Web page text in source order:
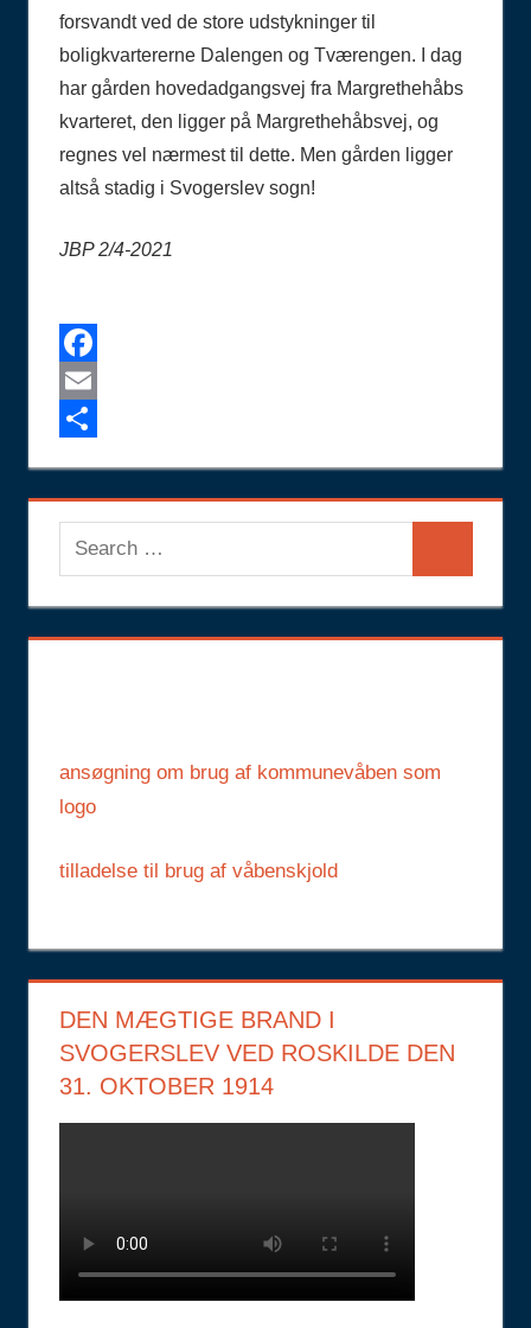
forsvandt ved de store udstykninger til
boligkvartererne Dalengen og Tværengen. I dag
har gården hovedadgangsvej fra Margrethehåbs
kvarteret, den ligger på Margrethehåbsvej, og
regnes vel nærmest til dette. Men gården ligger
altså stadig i Svogerslev sogn!
JBP 2/4-2021
Facebook
Email
Search
for:
ansøgning om brug af kommunevåben som
logo
tilladelse til brug af våbenskjold
DEN MÆGTIGE BRAND I
SVOGERSLEV VED ROSKILDE DEN
31. OKTOBER 1914